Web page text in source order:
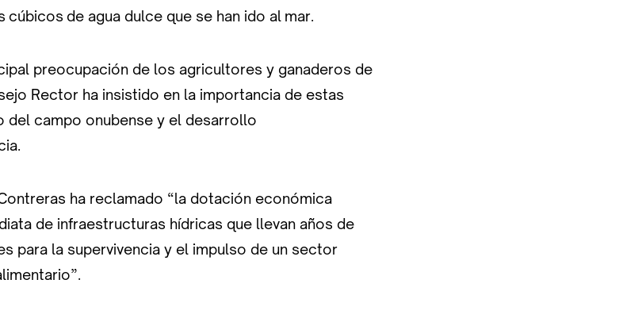
de agua dulce que se han ido al mar.
preocupación de los agricultores y ganaderos de
Rector ha insistido en la importancia de estas
del campo onubense y el desarrollo
ha reclamado “la dotación económica
de infraestructuras hídricas que llevan años de
para la supervivencia y el impulso de un sector